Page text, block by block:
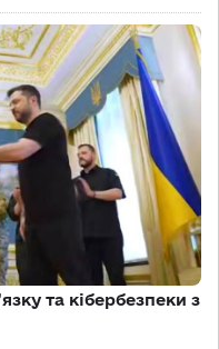
та кібербезпеки з